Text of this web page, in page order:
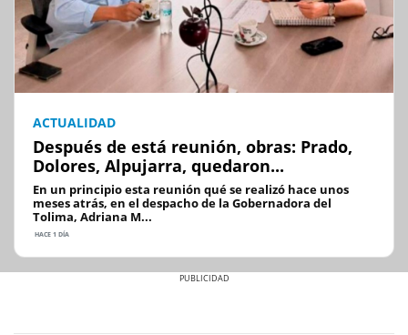
ACTUALIDAD
Después de está reunión, obras: Prado,
Dolores, Alpujarra, quedaron...
En un principio esta reunión qué se realizó hace unos
meses atrás, en el despacho de la Gobernadora del
Tolima, Adriana M...
HACE 1 DÍA